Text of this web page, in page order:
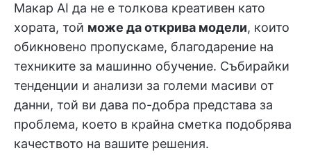
Макар AI да не е толкова креативен като
хората, той може да открива модели, които
обикновено пропускаме, благодарение на
техниките за машинно обучение. Събирайки
тенденции и анализи за големи масиви от
данни, той ви дава по-добра представа за
проблема, което в крайна сметка подобрява
качеството на вашите решения.